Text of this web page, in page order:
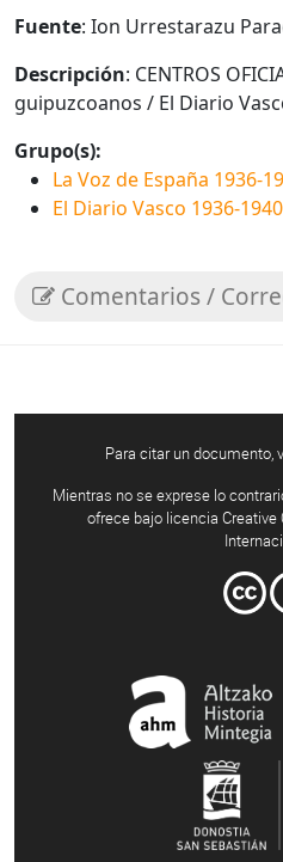
Fuente: Ion Urrestarazu
Descripción: CENTROS
guipuzcoanos / El Diario
Grupo(s):
La Voz de España 1936-
El Diario Vasco 1936-1940
Comentarios /
Para citar un documento,
Mientras no se exprese lo
ofrece bajo licencia